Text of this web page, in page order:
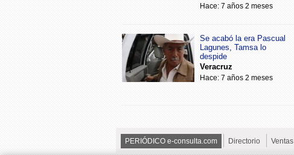
Hace: 7 años 2 meses
Se acabó la era Pascual
Lagunes, Tamsa lo
despide
Veracruz
Hace: 7 años 2 meses
PERIÓDICO e-consulta.com Directorio Ventas